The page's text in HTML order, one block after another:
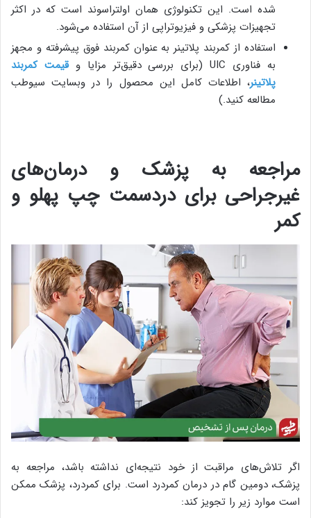
شده است. این تکنولوژی همان اولتراسوند است که در اکثر
تجهیزات پزشکی و فیزیوتراپی از آن استفاده می‌شود.
استفاده از کمربند پلاتینر به عنوان کمربند فوق پیشرفته و مجهز
به فناوری UIC (برای بررسی دقیق‌تر مزایا و
قیمت کمربند
پلاتینر، اطلاعات کامل این محصول را در وبسایت سیوطب
مطالعه کنید.)
مراجعه به پزشک و درمان‌های
غیرجراحی برای دردسمت چپ پهلو و
کمر
اگر تلاش‌های مراقبت از خود نتیجه‌ای نداشته باشد، مراجعه به
پزشک، دومین گام در درمان کمردرد است. برای کمردرد، پزشک ممکن
است موارد زیر را تجویز کند: